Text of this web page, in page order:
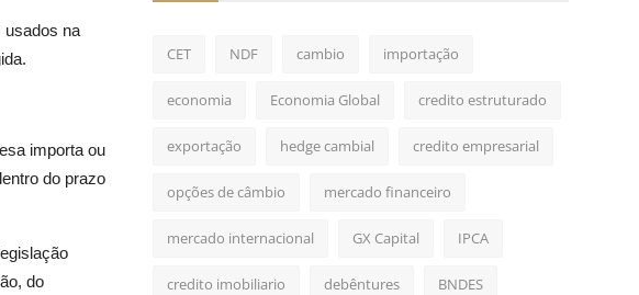
usados na
importa ou
do prazo
do
CET NDF cambio importação
economia Economia Global credito estruturado
exportação hedge cambial credito empresarial
opções de câmbio mercado financeiro
mercado internacional GX Capital IPCA
credito imobiliario debêntures BNDES